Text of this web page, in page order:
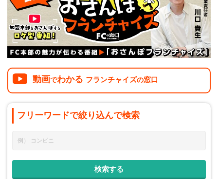
インターン独立・社員募集
中国
九州・沖縄
夫婦で開業
脱サラで開業
法人様オススメ
副業・サイドビジネス
動画でわかる フランチャイズの窓口
フリーワードで絞り込んで検索